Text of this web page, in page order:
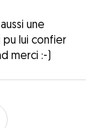
une
lui confier
merci :-)